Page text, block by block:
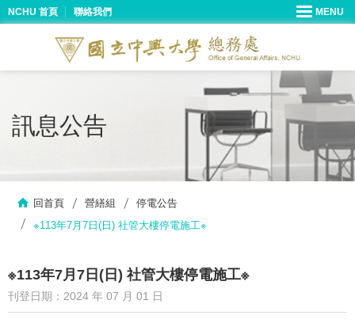
NCHU 首頁 聯絡我們
訊息公告
回首頁 營繕組
停電公告
※113年7月7日(日) 社管大樓停電施工※
※113年7月7日(日) 社管大樓停電施工※
刊登日期：2024 年 07 月 01 日